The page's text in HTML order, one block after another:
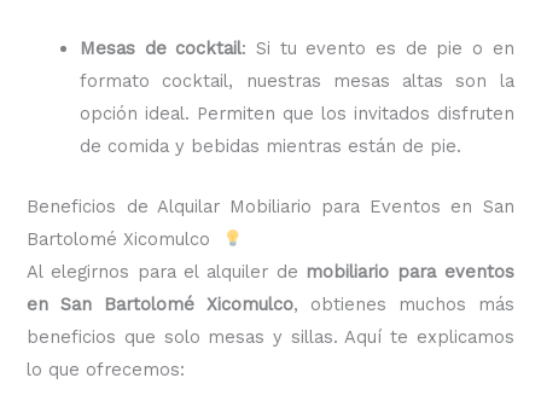
Mesas de cocktail: Si tu evento es de pie o en
formato cocktail, nuestras mesas altas son la
opción ideal. Permiten que los invitados disfruten
de comida y bebidas mientras están de pie.
Beneficios de Alquilar Mobiliario para Eventos en San
Bartolomé Xicomulco
Al elegirnos para el alquiler de mobiliario para eventos
en San Bartolomé Xicomulco, obtienes muchos más
beneficios que solo mesas y sillas. Aquí te explicamos
lo que ofrecemos: